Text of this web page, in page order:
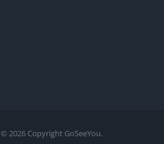
© 2026 Copyright GoSeeYou.